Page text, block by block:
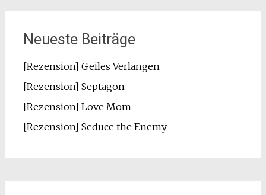
Neueste Beiträge
[Rezension] Geiles Verlangen
[Rezension] Septagon
[Rezension] Love Mom
[Rezension] Seduce the Enemy